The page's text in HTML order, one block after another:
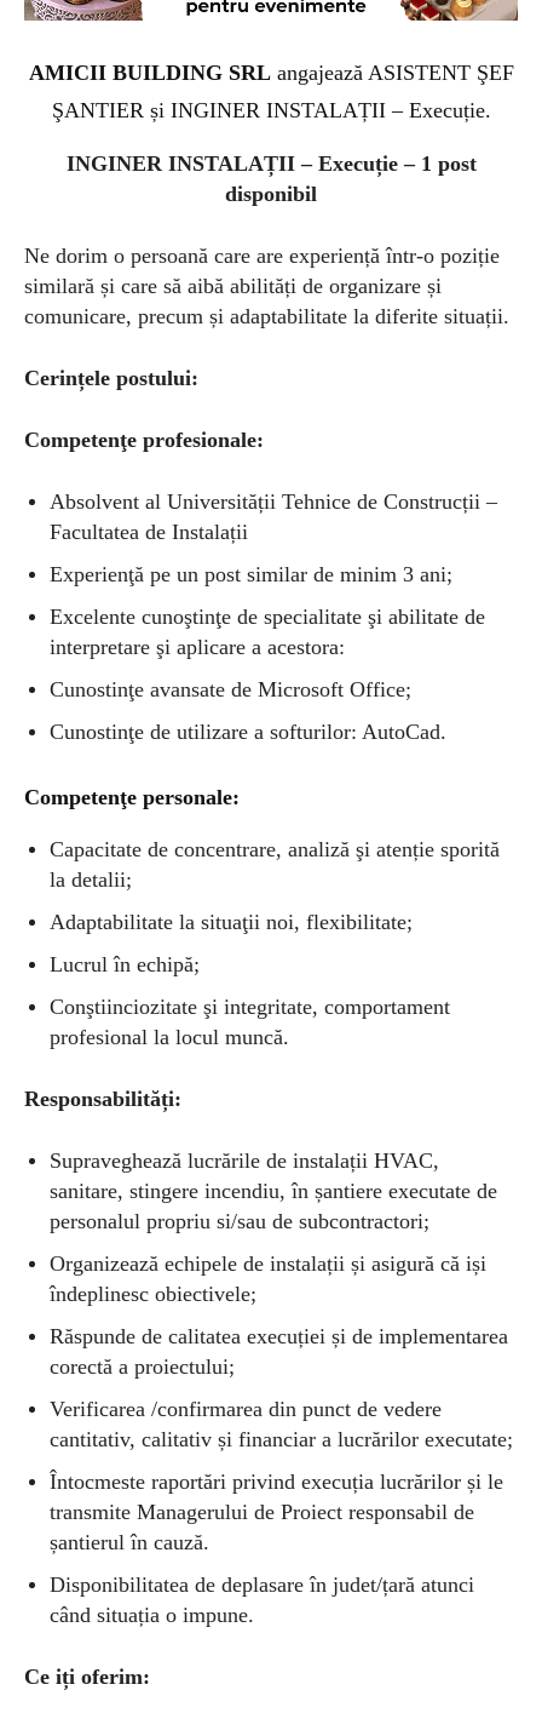
AMICII BUILDING SRLangajează ASISTENT ŞEF
ŞANTIER și INGINER INSTALAȚII – Execuție.
INGINER INSTALAȚII – Execuție – 1 post
disponibil
Ne dorim o persoană care are experiență într-o poziție
similară și care să aibă abilități de organizare și
comunicare, precum și adaptabilitate la diferite situații.
Cerințele postului:
Competenţe profesionale:
Absolvent al Universității Tehnice de Construcții –
Facultatea de Instalații
Experienţă pe un post similar de minim 3 ani;
Excelente cunoştinţe de specialitate şi abilitate de
interpretare şi aplicare a acestora:
Cunostinţe avansate de Microsoft Office;
Cunostinţe de utilizare a softurilor: AutoCad.
Competenţe personale:
Capacitate de concentrare, analiză şi atenție sporită
la detalii;
Adaptabilitate la situaţii noi, flexibilitate;
Lucrul în echipă;
Conştiinciozitate şi integritate, comportament
profesional la locul muncă.
Responsabilități:
Supraveghează lucrările de instalații HVAC,
sanitare, stingere incendiu, în șantiere executate de
personalul propriu si/sau de subcontractori;
Organizează echipele de instalații și asigură că iși
îndeplinesc obiectivele;
Răspunde de calitatea execuției și de implementarea
corectă a proiectului;
Verificarea /confirmarea din punct de vedere
cantitativ, calitativ și financiar a lucrărilor executate;
Întocmeste raportări privind execuția lucrărilor și le
transmite Managerului de Proiect responsabil de
șantierul în cauză.
Disponibilitatea de deplasare în judet/țară atunci
când situația o impune.
Ce iți oferim: